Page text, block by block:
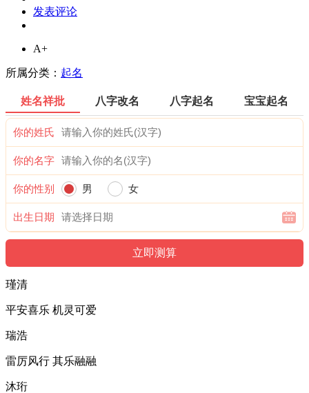
发表评论
A+
所属分类： 起名
姓名祥批 八字改名 八字起名 宝宝起名
你的姓氏
你的名字
你的性别 男 女
出生日期
瑾清
平安喜乐 机灵可爱
瑞浩
雷厉风行 其乐融融
沐珩